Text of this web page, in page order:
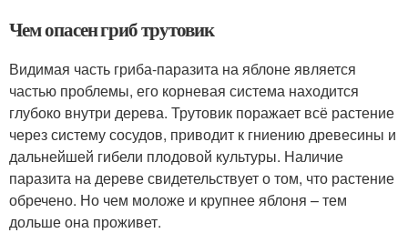
Чем опасен гриб трутовик
Видимая часть гриба-паразита на яблоне является
частью проблемы, его корневая система находится
глубоко внутри дерева. Трутовик поражает всё растение
через систему сосудов, приводит к гниению древесины и
дальнейшей гибели плодовой культуры. Наличие
паразита на дереве свидетельствует о том, что растение
обречено. Но чем моложе и крупнее яблоня – тем
дольше она проживет.